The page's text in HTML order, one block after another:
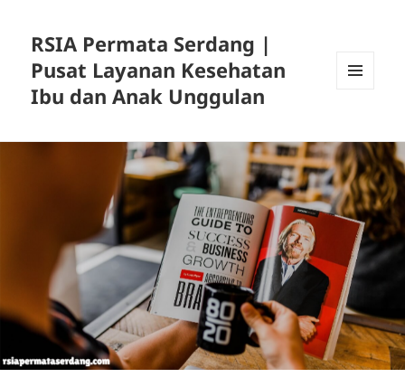
RSIA Permata Serdang |
Pusat Layanan Kesehatan
Ibu dan Anak Unggulan